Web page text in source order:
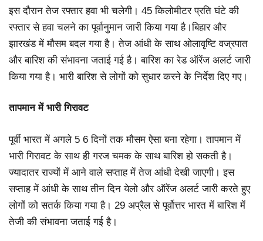
इस दौरान तेज रफ्तार हवा भी चलेगी। 45 किलोमीटर प्रति घंटे की
रफ्तार से हवा चलने का पूर्वानुमान जारी किया गया है।बिहार और
झारखंड में मौसम बदल गया है। तेज आंधी के साथ ओलावृष्टि वज्रपात
और बारिश की संभावना जताई गई है। बारिश का रेड ऑरेंज अलर्ट जारी
किया गया है। भारी बारिश से लोगों को सुधार करने के निर्देश दिए गए।
तापमान में भारी गिरावट
पूर्वी भारत में अगले 5 6 दिनों तक मौसम ऐसा बना रहेगा। तापमान में
भारी गिरावट के साथ ही गरज चमक के साथ बारिश हो सकती है।
ज्यादातर राज्यों में आने वाले सप्ताह में तेज आंधी देखी जाएगी। इस
सप्ताह में आंधी के साथ तीन दिन येलो और ऑरेंज अलर्ट जारी करते हुए
लोगों को सतर्क किया गया है। 29 अप्रैल से पूर्वोत्तर भारत में बारिश में
तेजी की संभावना जताई गई है।